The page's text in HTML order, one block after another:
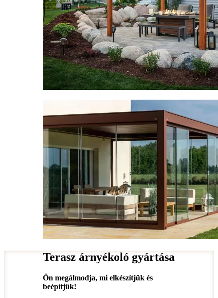
Terasz árnyékoló gyártása
Ön megálmodja, mi elkészítjük és
beépítjük!